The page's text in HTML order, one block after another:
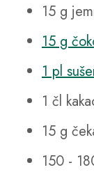
15 g
15 g
1 pl
1 čl
15 g
150 -